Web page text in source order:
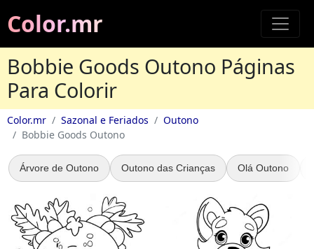
Color.mr
Bobbie Goods Outono Páginas
Para Colorir
Color.mr Sazonal e Feriados
Outono
Bobbie Goods Outono
Árvore de Outono Outono das Crianças Olá Outono